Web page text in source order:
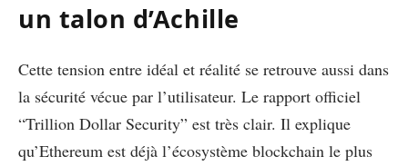
un talon d’Achille
Cette tension entre idéal et réalité se retrouve aussi dans
la sécurité vécue par l’utilisateur. Le rapport officiel
“Trillion Dollar Security” est très clair. Il explique
qu’Ethereum est déjà l’écosystème blockchain le plus